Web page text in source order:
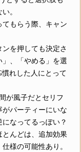
。
もらう際、キャン
を押しても決定さ
、「やめる」を選
れした人にとって
が風子だとセリフ
パーティーにいな
なってるっぽい？
んどは、追加効果
様の可能性あり。